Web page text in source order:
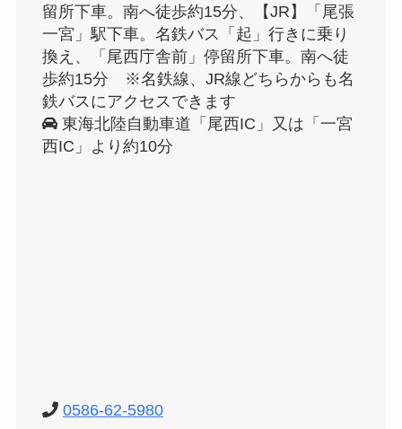
留所下車。南へ徒歩約15分、【JR 】「尾張
一宮」駅下車。名鉄バス「起」行きに乗り
換え、「尾西庁舎前」停留所下車。南へ徒
歩約15分 ※名鉄線、JR線どちらからも名
鉄バスにアクセスできます
東海北陸自動車道「尾西IC」又は「一宮
西IC」より約10分
0586-62-5980